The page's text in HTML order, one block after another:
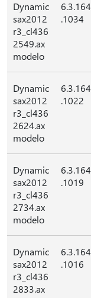
Dynamic
sax2012
r3_cl436
2549.ax
modelo
6.3.164
.1034
Dynamic
sax2012
r3_cl436
2624.ax
modelo
6.3.164
.1022
Dynamic
sax2012
r3_cl436
2734.ax
modelo
6.3.164
.1019
Dynamic
sax2012
r3_cl436
2833.ax
6.3.164
.1016